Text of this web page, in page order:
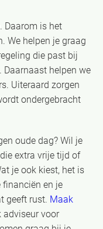
Daarom is het
We helpen je graag
die past bij
helpen we
Uiteraard zorgen
ondergebracht
oude dag? Wil je
extra vrije tijd of
je ook kiest, het is
en je
geeft rust. Maak
adviseur voor